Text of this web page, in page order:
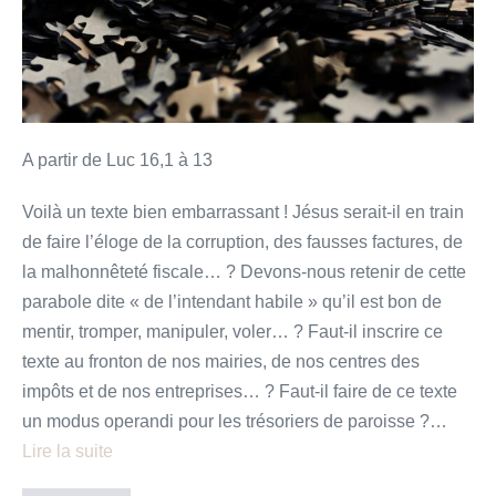
A partir de Luc 16,1 à 13
Voilà un texte bien embarrassant ! Jésus serait-il en train
de faire l’éloge de la corruption, des fausses factures, de
la malhonnêteté fiscale… ? Devons-nous retenir de cette
parabole dite « de l’intendant habile » qu’il est bon de
mentir, tromper, manipuler, voler… ? Faut-il inscrire ce
texte au fronton de nos mairies, de nos centres des
impôts et de nos entreprises… ? Faut-il faire de ce texte
un modus operandi pour les trésoriers de paroisse ?…
Lire la suite